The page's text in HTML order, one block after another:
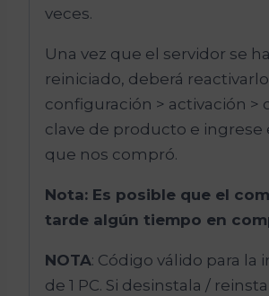
veces.
Una vez que el servidor se
reiniciado, deberá
configuración > activación >
clave de producto e ingrese
que nos compró.
Nota: Es posible que el
tarde algún tiempo en
NOTA: Código válido para la
de 1 PC. Si desinstala /